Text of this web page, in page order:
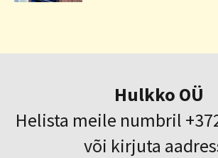
Hulkko OÜ
Helista meile numbril
või kirjuta